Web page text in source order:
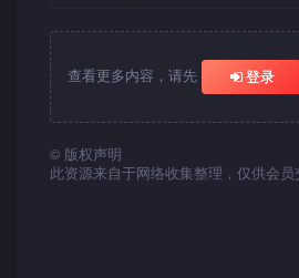
笑料。此外，今集主持杜德伟、
查看更多内容，请先 登录
© 版权声明
此资源来自于网络收集整理，仅供会